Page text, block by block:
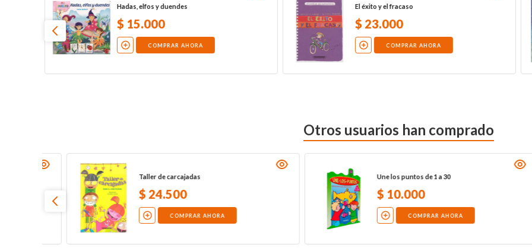
Hadas, elfos y duendes
$ 15.000
COMPRAR AHORA
El éxito y el fracaso
$23.000
COMPRAR AHORA
Otros usuarios han comprado
Une los puntos de 1 a 30
$10 000
COMPRAR AHORA
La sombra de la sirena
$15 000
COMPRAR AHORA